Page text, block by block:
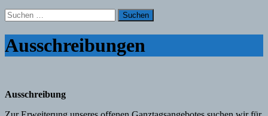
Suchen
nach:
Ausschreibungen
Ausschreibung